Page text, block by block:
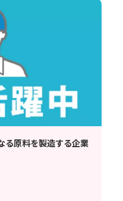
る原料を製造する企業